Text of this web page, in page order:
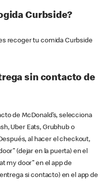
Curbside?
recoger tu comida Curbside
sin contacto de
de McDonald’s, selecciona
Uber Eats, Grubhub o
al hacer el checkout,
(dejar en la puerta) en el
my door” en el app de
si contacto) en el app de